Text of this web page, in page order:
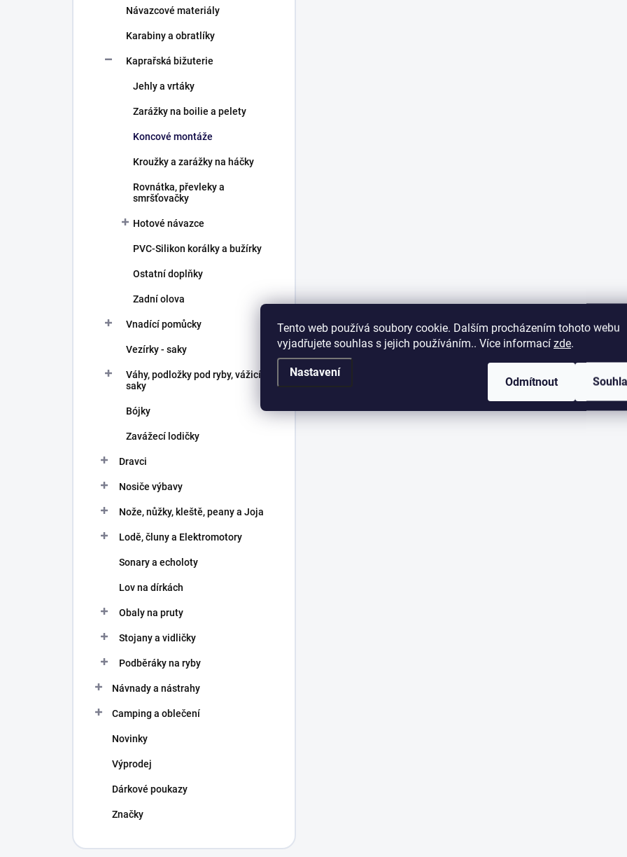
Tento web používá soubory cookie. Dalším procházením tohoto webu
vyjadřujete souhlas s jejich používáním.. Více informací zde.
Nastavení
Odmítnout
Návazcové materiály
Karabiny a obratlíky
Kaprařská bižuterie
Jehly a vrtáky
Zarážky na boilie a pelety
Koncové montáže
Kroužky a zarážky na háčky
Rovnátka, převleky a
smršťovačky
Hotové návazce
PVC-Silikon korálky a bužírky
Ostatní doplňky
Zadní olova
Vnadící pomůcky
Vezírky - saky
Váhy, podložky pod ryby, vážicí
saky
Bójky
Zavážecí lodičky
Dravci
Nosiče výbavy
Nože, nůžky, kleště, peany a Joja
Lodě, čluny a Elektromotory
Sonary a echoloty
Lov na dírkách
Obaly na pruty
Stojany a vidličky
Podběráky na ryby
Návnady a nástrahy
Camping a oblečení
Novinky
Výprodej
Dárkové poukazy
Značky